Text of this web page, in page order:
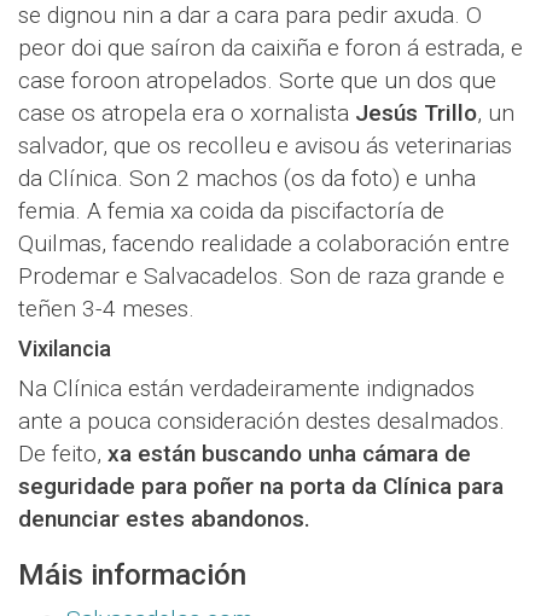
se dignou nin a dar a cara para pedir axuda. O
peor doi que saíron da caixiña e foron á estrada, e
case foroon atropelados. Sorte que un dos que
case os atropela era o xornalista Jesús Trillo, un
salvador, que os recolleu e avisou ás veterinarias
da Clínica. Son 2 machos (os da foto) e unha
femia. A femia xa coida da piscifactoría de
Quilmas, facendo realidade a colaboración entre
Prodemar e Salvacadelos. Son de raza grande e
teñen 3-4 meses.
Vixilancia
Na Clínica están verdadeiramente indignados
ante a pouca consideración destes desalmados.
De feito, xa están buscando unha cámara de
seguridade para poñer na porta da Clínica para
denunciar estes abandonos.
Máis información